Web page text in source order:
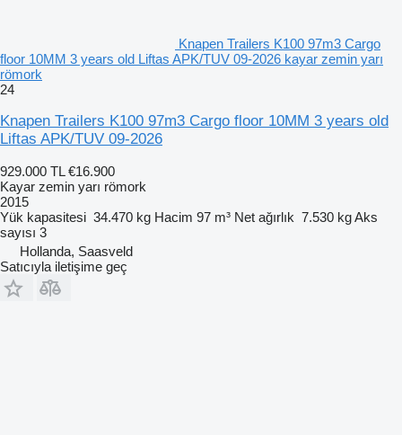
Knapen Trailers K100 97m3 Cargo
floor 10MM 3 years old Liftas APK/TUV 09-2026 kayar zemin yarı
römork
24
Knapen Trailers K100 97m3 Cargo floor 10MM 3 years old
Liftas APK/TUV 09-2026
929.000 TL €16.900
Kayar zemin yarı römork
2015
Yük kapasitesi 34.470 kg Hacim 97 m³ Net ağırlık 7.530 kgAks
sayısı 3
Hollanda, Saasveld
Satıcıyla iletişime geç